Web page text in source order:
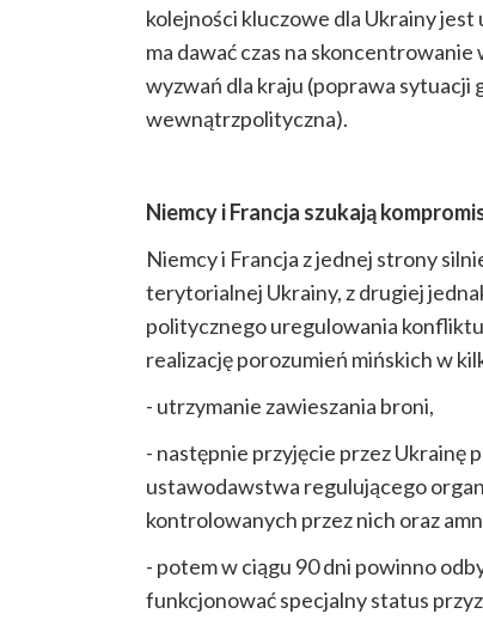
kolejności kluczowe dla Ukrainy
ma dawać czas na
wyzwań dla kraju (poprawa sytuacji
wewnątrzpolityczna).
Niemcy i Francja szukają
Niemcy i Francja z jednej strony
terytorialnej Ukrainy, z drugiej
politycznego uregulowania
realizację porozumień mińskich w
- utrzymanie zawieszania broni,
- następnie przyjęcie przez Ukrainę
ustawodawstwa regulującego
kontrolowanych przez nich oraz
- potem w ciągu 90 dni powinno
funkcjonować specjalny status